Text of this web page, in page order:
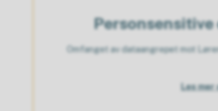
Omfanget av dataangrepet mot
Les mer